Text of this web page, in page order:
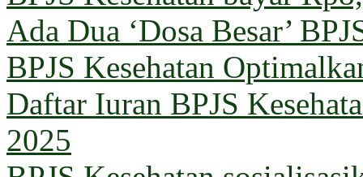
Ada Dua ‘Dosa Besar’
BPJS Kesehatan
Daftar Iuran BPJS
2025